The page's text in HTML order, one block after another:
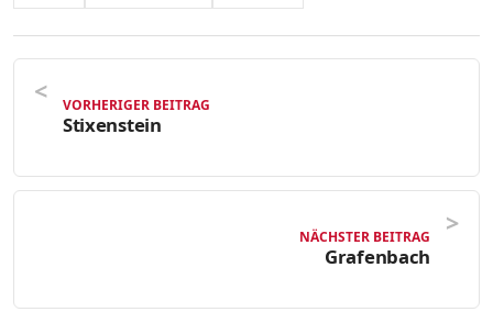
VORHERIGER BEITRAG
Stixenstein
NÄCHSTER BEITRAG
Grafenbach